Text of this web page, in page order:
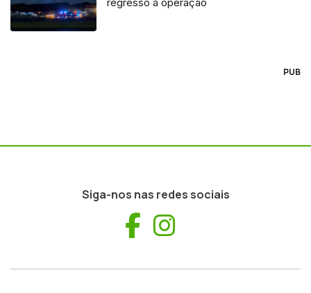
PUB
Siga-nos nas redes sociais
Facebook